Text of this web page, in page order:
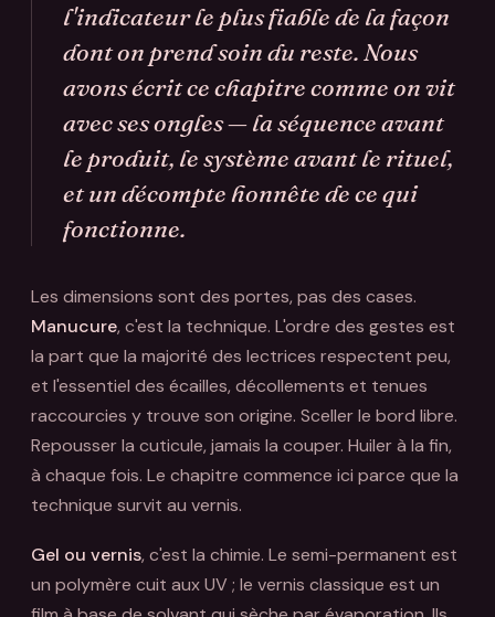
l'indicateur le plus fiable de la façon
dont on prend soin du reste. Nous
avons écrit ce chapitre comme on vit
avec ses ongles — la séquence avant
le produit, le système avant le rituel,
et un décompte honnête de ce qui
fonctionne.
Les dimensions sont des portes, pas des cases.
Manucure, c'est la technique. L'ordre des gestes est
la part que la majorité des lectrices respectent peu,
et l'essentiel des écailles, décollements et tenues
raccourcies y trouve son origine. Sceller le bord libre.
Repousser la cuticule, jamais la couper. Huiler à la fin,
à chaque fois. Le chapitre commence ici parce que la
technique survit au vernis.
Gel ou vernis, c'est la chimie. Le semi-permanent est
un polymère cuit aux UV ; le vernis classique est un